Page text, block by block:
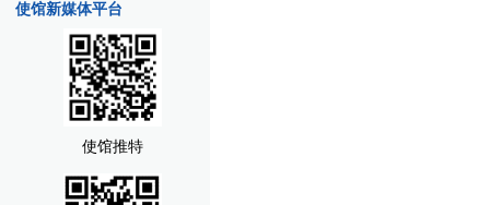
使馆新媒体平台
使馆推特